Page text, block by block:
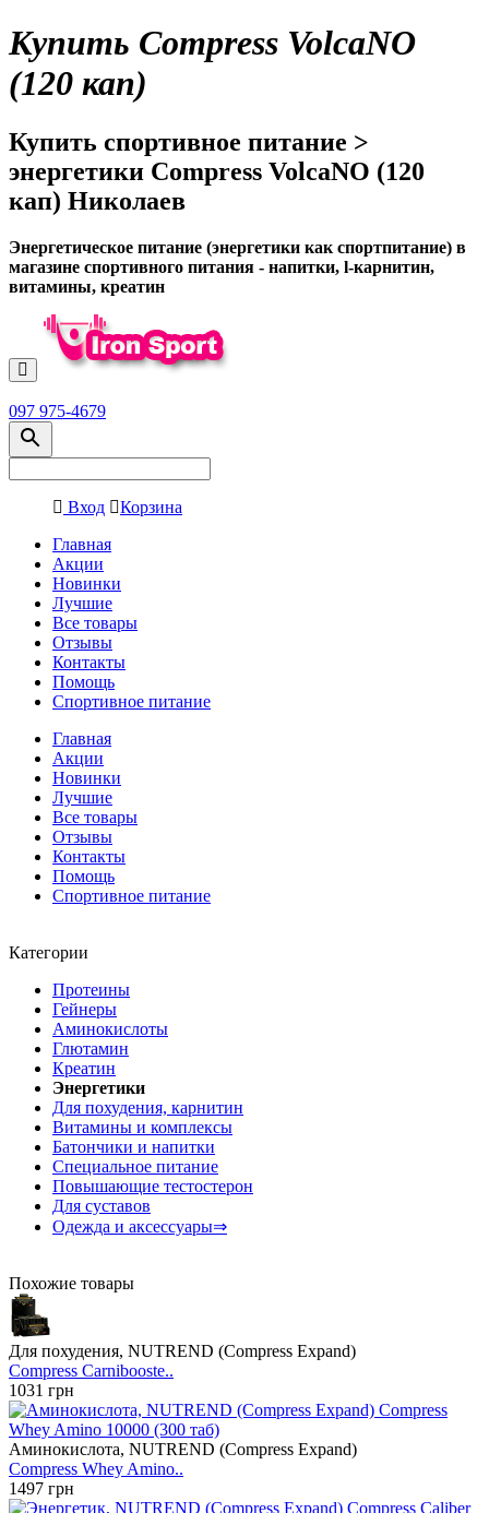
Купить Compress VolcaNO
(120 кап)
Купить спортивное питание >
энергетики Compress VolcaNO (120
кап) Николаев
Энергетическое питание (энергетики как спортпитание) в
магазине спортивного питания - напитки, l-карнитин,
витамины, креатин
097 975-4679
Вход
Корзина
Главная
Акции
Новинки
Лучшие
Все товары
Отзывы
Контакты
Помощь
Спортивное питание
Главная
Акции
Новинки
Лучшие
Все товары
Отзывы
Контакты
Помощь
Спортивное питание
Категории
Протеины
Гейнеры
Аминокислоты
Глютамин
Креатин
Энергетики
Для похудения, карнитин
Витамины и комплексы
Батончики и напитки
Специальное питание
Повышающие тестостерон
Для суставов
Одежда и аксессуары⇒
Похожие товары
Для похудения, NUTREND (Compress Expand)
Compress Carnibooste..
1031 грн
Аминокислота, NUTREND (Compress Expand)
Compress Whey Amino..
1497 грн